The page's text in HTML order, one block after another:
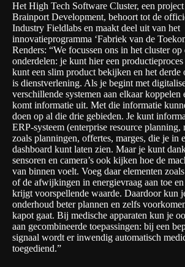
Het High Tech Software Cluster, een
Brainport Development, behoort tot de
Industry Fieldlabs en maakt deel uit van het
innovatieprogramma ‘Fabriek van de
Renders: “We focussen ons in het cluster op
onderdelen: je kunt hier een
kunt een slim product bekijken en het derde
is dienstverlening. Als je begint met
verschillende systemen aan elkaar koppelen
komt informatie uit. Met die informatie
doen op al die drie gebieden. Je kunt
ERP-systeem (enterprise resource planning,
zoals planningen, offertes, marges, die je in
dashboard kunt laten zien. Maar je kunt
sensoren en camera’s ook kijken hoe de
van binnen voelt. Voeg daar elementen
of de afwijkingen in energievraag aan toe en
krijgt voorspellende waarde. Daardoor kun
onderhoud beter plannen en zelfs
kapot gaat. Bij medische apparaten kun je
aan gecombineerde toepassingen: bij een
signaal wordt er inwendig automatisch
toegediend.”